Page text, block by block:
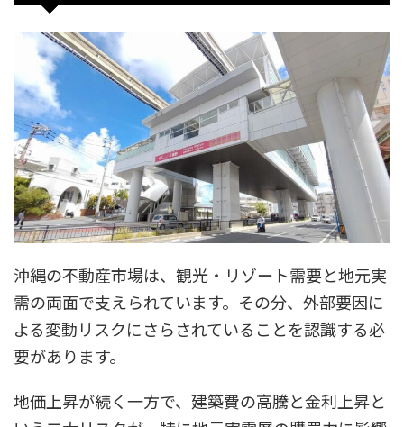
沖縄の不動産市場は、観光・リゾート需要と地元実
需の両面で支えられています。その分、外部要因に
よる変動リスクにさらされていることを認識する必
要があります。
地価上昇が続く一方で、建築費の高騰と金利上昇と